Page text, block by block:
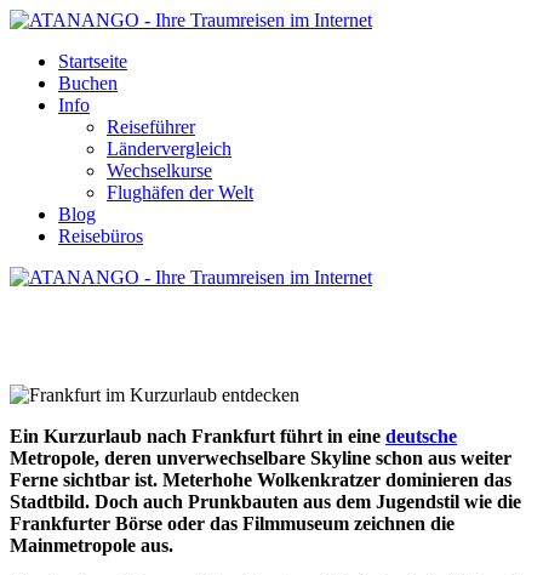
Startseite
Buchen
Info
Reiseführer
Ländervergleich
Wechselkurse
Flughäfen der Welt
Blog
Reisebüros
Ein Kurzurlaub nach Frankfurt führt in eine deutsche
Metropole, deren unverwechselbare Skyline schon aus weiter
Ferne sichtbar ist. Meterhohe Wolkenkratzer dominieren das
Stadtbild. Doch auch Prunkbauten aus dem Jugendstil wie die
Frankfurter Börse oder das Filmmuseum zeichnen die
Mainmetropole aus.